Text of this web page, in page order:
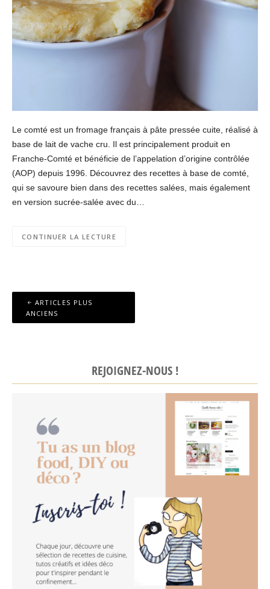
Le comté est un fromage français à pâte pressée cuite, réalisé à
base de lait de vache cru. Il est principalement produit en
Franche-Comté et bénéficie de l’appelation d’origine contrôlée
(AOP) depuis 1996. Découvrez des recettes à base de comté,
qui se savoure bien dans des recettes salées, mais également
en version sucrée-salée avec du…
CONTINUER LA LECTURE
Navigation
des
articles
ARTICLES PLUS
ANCIENS
REJOIGNEZ-NOUS !